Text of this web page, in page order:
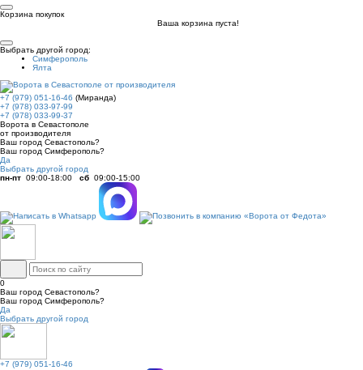
Корзина покупок
Ваша корзина пуста!
Выбрать другой город:
Симферополь
Ялта
+7 (979) 051-16-46 (Миранда)
+7 (978) 033-97-99
+7 (978) 033-99-37
Ворота в Севастополе
от производителя
Ваш город Севастополь?
Ваш город Симферополь?
Да
Выбрать другой город
пн-пт 09:00-18:00 сб 09:00-15:00
0
Ваш город Севастополь?
Ваш город Симферополь?
Да
Выбрать другой город
+7 (979) 051-16-46